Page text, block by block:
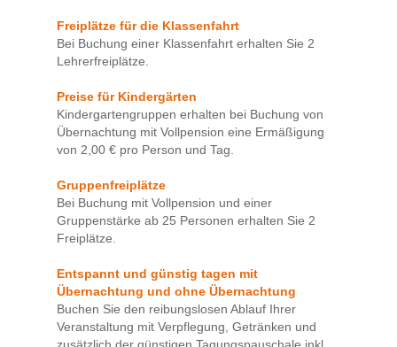
Freiplätze für die Klassenfahrt
Bei Buchung einer Klassenfahrt erhalten Sie 2
Lehrerfreiplätze.
Preise für Kindergärten
Kindergartengruppen erhalten bei Buchung von
Übernachtung mit Vollpension eine Ermäßigung
von 2,00 € pro Person und Tag.
Gruppenfreiplätze
Bei Buchung mit Vollpension und einer
Gruppenstärke ab 25 Personen erhalten Sie 2
Freiplätze.
Entspannt und günstig tagen mit
Übernachtung und ohne Übernachtung
Buchen Sie den reibungslosen Ablauf Ihrer
Veranstaltung mit Verpflegung, Getränken und